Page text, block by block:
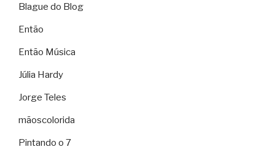
Blague do Blog
Então
Então Música
Júlia Hardy
Jorge Teles
mãoscolorida
Pintando o 7